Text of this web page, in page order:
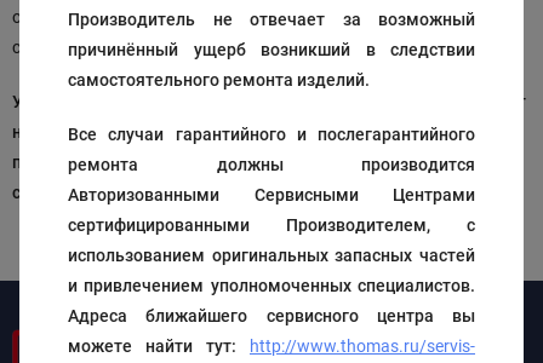
Производитель не отвечает за возможный
причинённый ущерб возникший в следствии
самостоятельного ремонта изделий.
Все случаи гарантийного и послегарантийного
ремонта должны производится
Авторизованными Сервисными Центрами
сертифицированными Производителем, с
использованием оригинальных запасных частей
и привлечением уполномоченных специалистов.
Адреса ближайшего сервисного центра вы
можете найти тут:
http://www.thomas.ru/servis-
определить его качество и сохранность потребительских
свойств.
Устанавливая приобретённые изделия, покупатель принимает
на себя все обязательства и ответственность за возможные
последствия возникших проблем, связанных с
самостоятельным ремонтом бытовой техники